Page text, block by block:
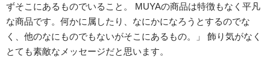
ずそこにあるものでいること。 MUYAの商品は特徴もなく平凡
な商品です。何かに属したり、なにかになろうとするのでな
く、他のなにものでもないがそこにあるもの。」 飾り気がなく
とても素敵なメッセージだと思います。